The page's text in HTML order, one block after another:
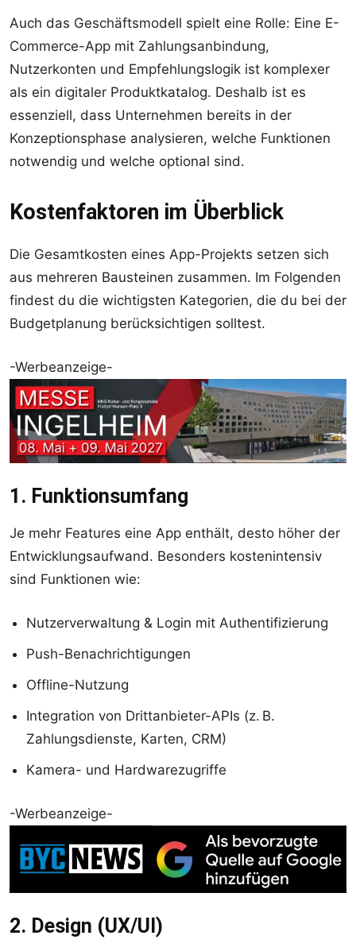
Auch das Geschäftsmodell spielt eine Rolle: Eine E-
Commerce-App mit Zahlungsanbindung,
Nutzerkonten und Empfehlungslogik ist komplexer
als ein digitaler Produktkatalog. Deshalb ist es
essenziell, dass Unternehmen bereits in der
Konzeptionsphase analysieren, welche Funktionen
notwendig und welche optional sind.
Kostenfaktoren im Überblick
Die Gesamtkosten eines App-Projekts setzen sich
aus mehreren Bausteinen zusammen. Im Folgenden
findest du die wichtigsten Kategorien, die du bei der
Budgetplanung berücksichtigen solltest.
-Werbeanzeige-
1. Funktionsumfang
Je mehr Features eine App enthält, desto höher der
Entwicklungsaufwand. Besonders kostenintensiv
sind Funktionen wie:
Nutzerverwaltung & Login mit Authentifizierung
Push-Benachrichtigungen
Offline-Nutzung
Integration von Drittanbieter-APIs (z. B.
Zahlungsdienste, Karten, CRM)
Kamera- und Hardwarezugriffe
-Werbeanzeige-
2. Design (UX/UI)